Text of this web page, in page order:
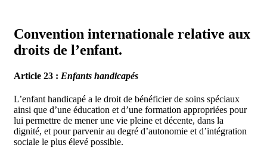
Convention internationale relative aux
droits de l’enfant.
Article 23 : Enfants handicapés
L’enfant handicapé a le droit de bénéficier de soins spéciaux
ainsi que d’une éducation et d’une formation appropriées pour
lui permettre de mener une vie pleine et décente, dans la
dignité, et pour parvenir au degré d’autonomie et d’intégration
sociale le plus élevé possible.